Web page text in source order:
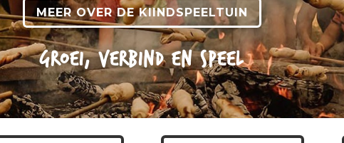
MEER OVER DE KIINDSPEELTUIN
GROEI, VERBIND EN SPEEL